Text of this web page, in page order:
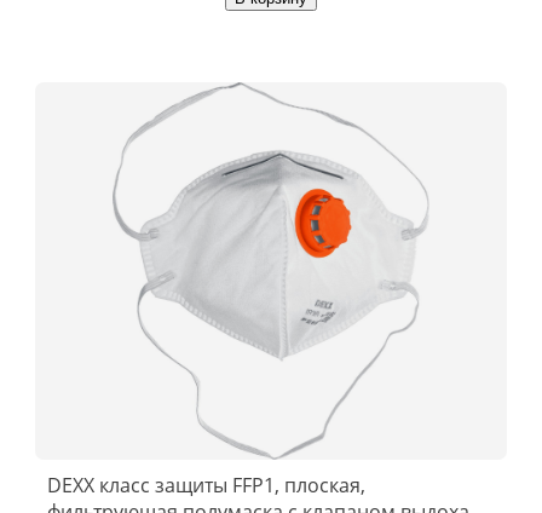
DEXX класс защиты FFP1, плоская,